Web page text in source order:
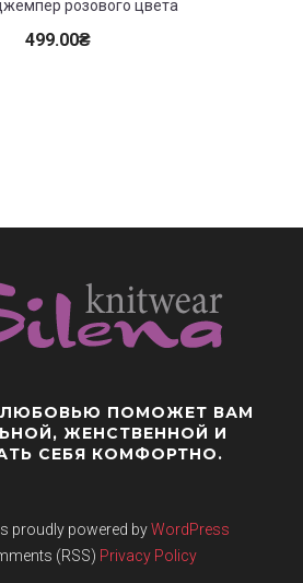
розового цвета
499.00₴
ПОМОЖЕТ ВАМ
ЖЕНСТВЕННОЙ И
СЕБЯ КОМФОРТНО.
proudly powered byWordPress
(RSS) Privacy Policy